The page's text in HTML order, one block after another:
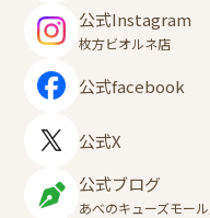
公式Instagram
枚方ビオルネ店
公式facebook
公式X
公式ブログ
あべのキューズモー